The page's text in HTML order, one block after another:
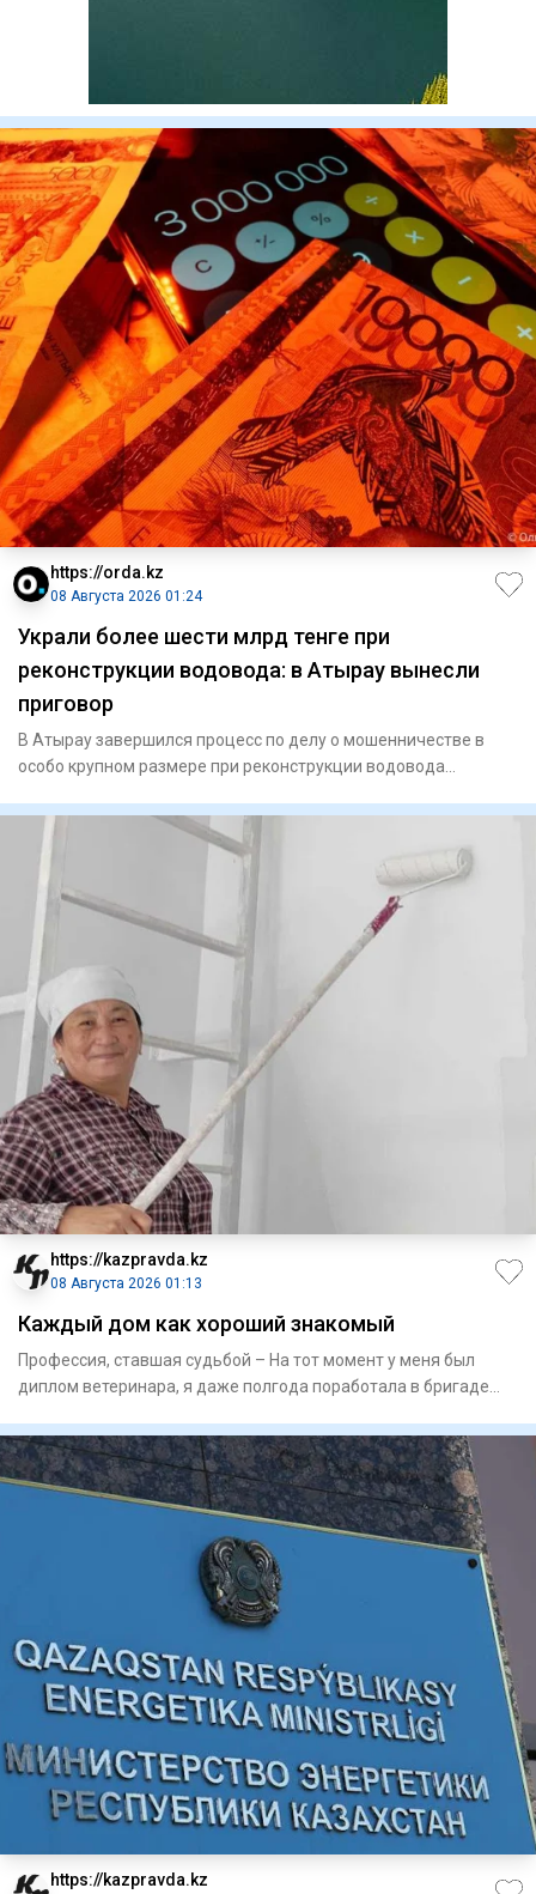
https://orda.kz
08 Августа 2026 01:24
Украли более шести млрд тенге при
реконструкции водовода: в Атырау вынесли
приговор
В Атырау завершился процесс по делу о мошенничестве в
особо крупном размере при реконструкции водовода
https://kazpravda.kz
08 Августа 2026 01:13
Каждый дом как хороший знакомый
Профессия, ставшая судьбой – На тот момент у меня был
диплом­ ветеринара, я даже полгода поработала в бригаде
https://kazpravda.kz